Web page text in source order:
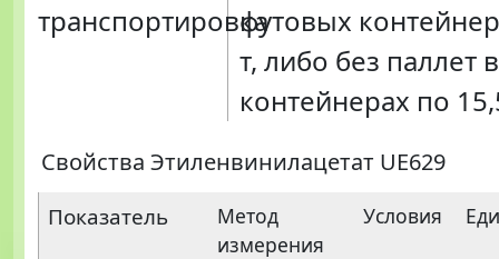
транспортировкафутовых
т, либо без паллет
контейнерах по
Свойства Этиленвинилацетат UE629
Показатель
Метод
измерения
Условия